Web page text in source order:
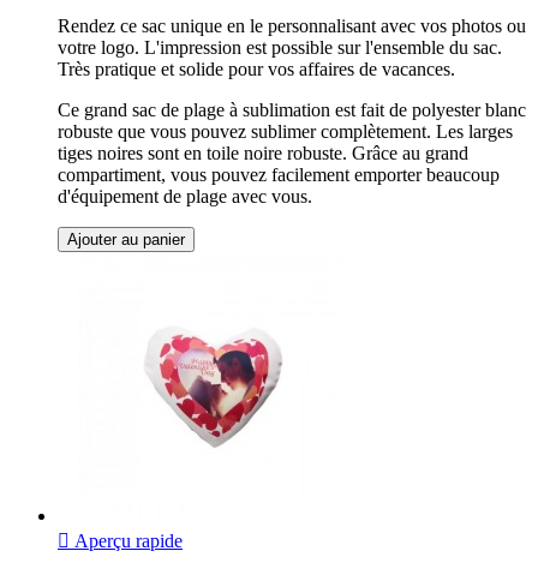
Rendez ce sac unique en le personnalisant avec vos photos ou
votre logo. L'impression est possible sur l'ensemble du sac.
Très pratique et solide pour vos affaires de vacances.
Ce grand sac de plage à sublimation est fait de polyester blanc
robuste que vous pouvez sublimer complètement. Les larges
tiges noires sont en toile noire robuste. Grâce au grand
compartiment, vous pouvez facilement emporter beaucoup
d'équipement de plage avec vous.
Ajouter au panier
 Aperçu rapide